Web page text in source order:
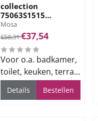
collection
75063S1515
Vloertegel 150X150
Gr. Sun Yellow 7mm
Merk:
Mosa
Van 58,31 voor 37,54
€58,31€37,54
Voor o.a. badkamer,
toilet, keuken, terras
en bedrijfsvloeren
Details Bestellen